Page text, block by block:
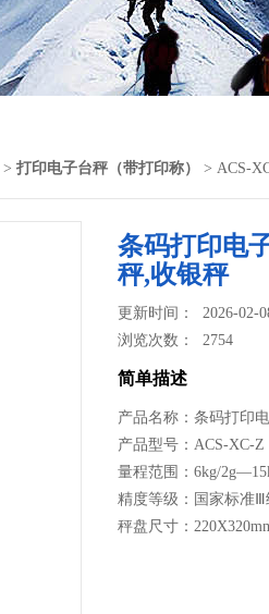
> 打印电子台秤（带打印称） > ACS-
条码打印电
秤,收银秤
更新时间： 2026-02-
浏览次数：2754
简单描述
产品名称：条码打印
产品型号：ACS-XC-Z
量程范围：6kg/
精度等级：国家标准Ⅲ
秤盘尺寸：